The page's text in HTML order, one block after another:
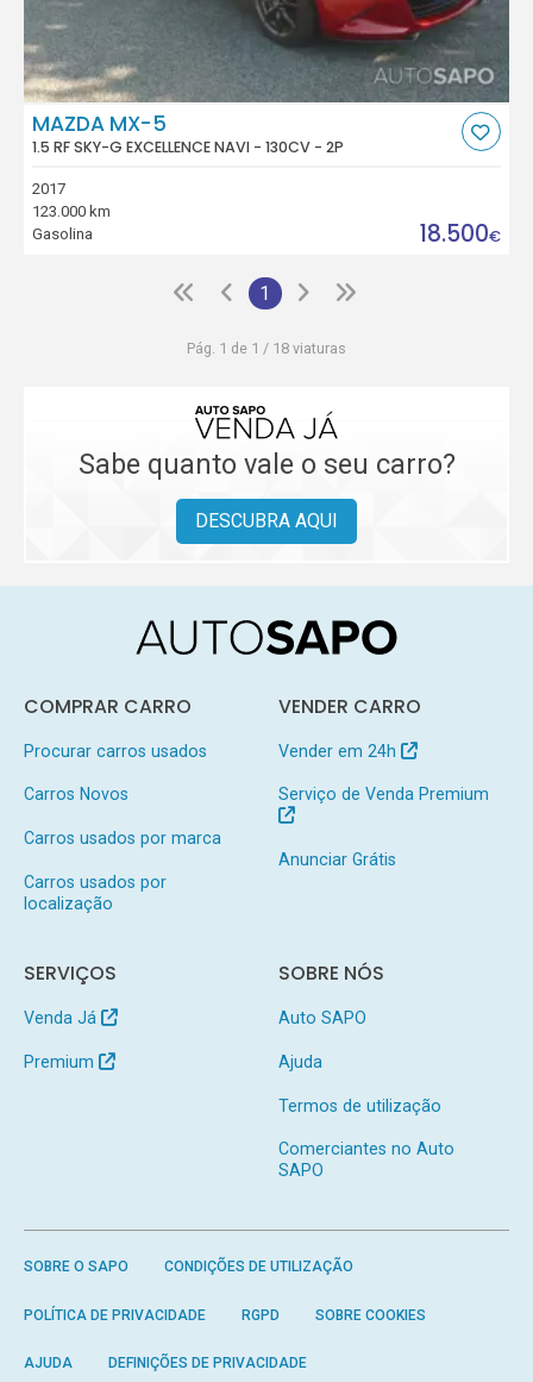
MAZDA MX-5
1.5 RF SKY-G EXCELLENCE NAVI - 130CV - 2P
2017
123.000 km
Gasolina
18.500€
1
Pág. 1 de 1 / 18 viaturas
Sabe quanto vale o seu carro?
DESCUBRA AQUI
COMPRAR CARRO
Procurar carros usados
Carros Novos
Carros usados por marca
Carros usados por
localização
VENDER CARRO
Vender em 24h
Serviço de Venda Premium
Anunciar Grátis
SERVIÇOS
Venda Já
Premium
SOBRE NÓS
Auto SAPO
Ajuda
Termos de utilização
Comerciantes no Auto
SAPO
SOBRE O SAPO CONDIÇÕES DE UTILIZAÇÃO
POLÍTICA DE PRIVACIDADE RGPD SOBRE COOKIES
AJUDA DEFINIÇÕES DE PRIVACIDADE